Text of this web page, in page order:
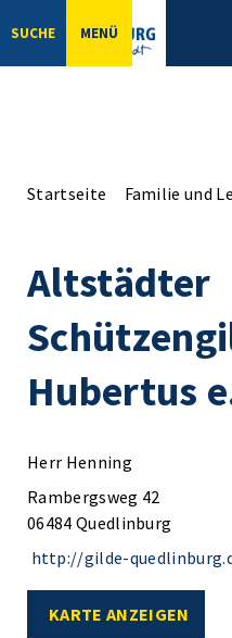
SUCHE MENÜ
Startseite Familie und
Altstädter
Hubertus
Herr Henning
Rambergsweg 42
06484 Quedlinburg
http://gilde-
KARTE ANZEIGEN